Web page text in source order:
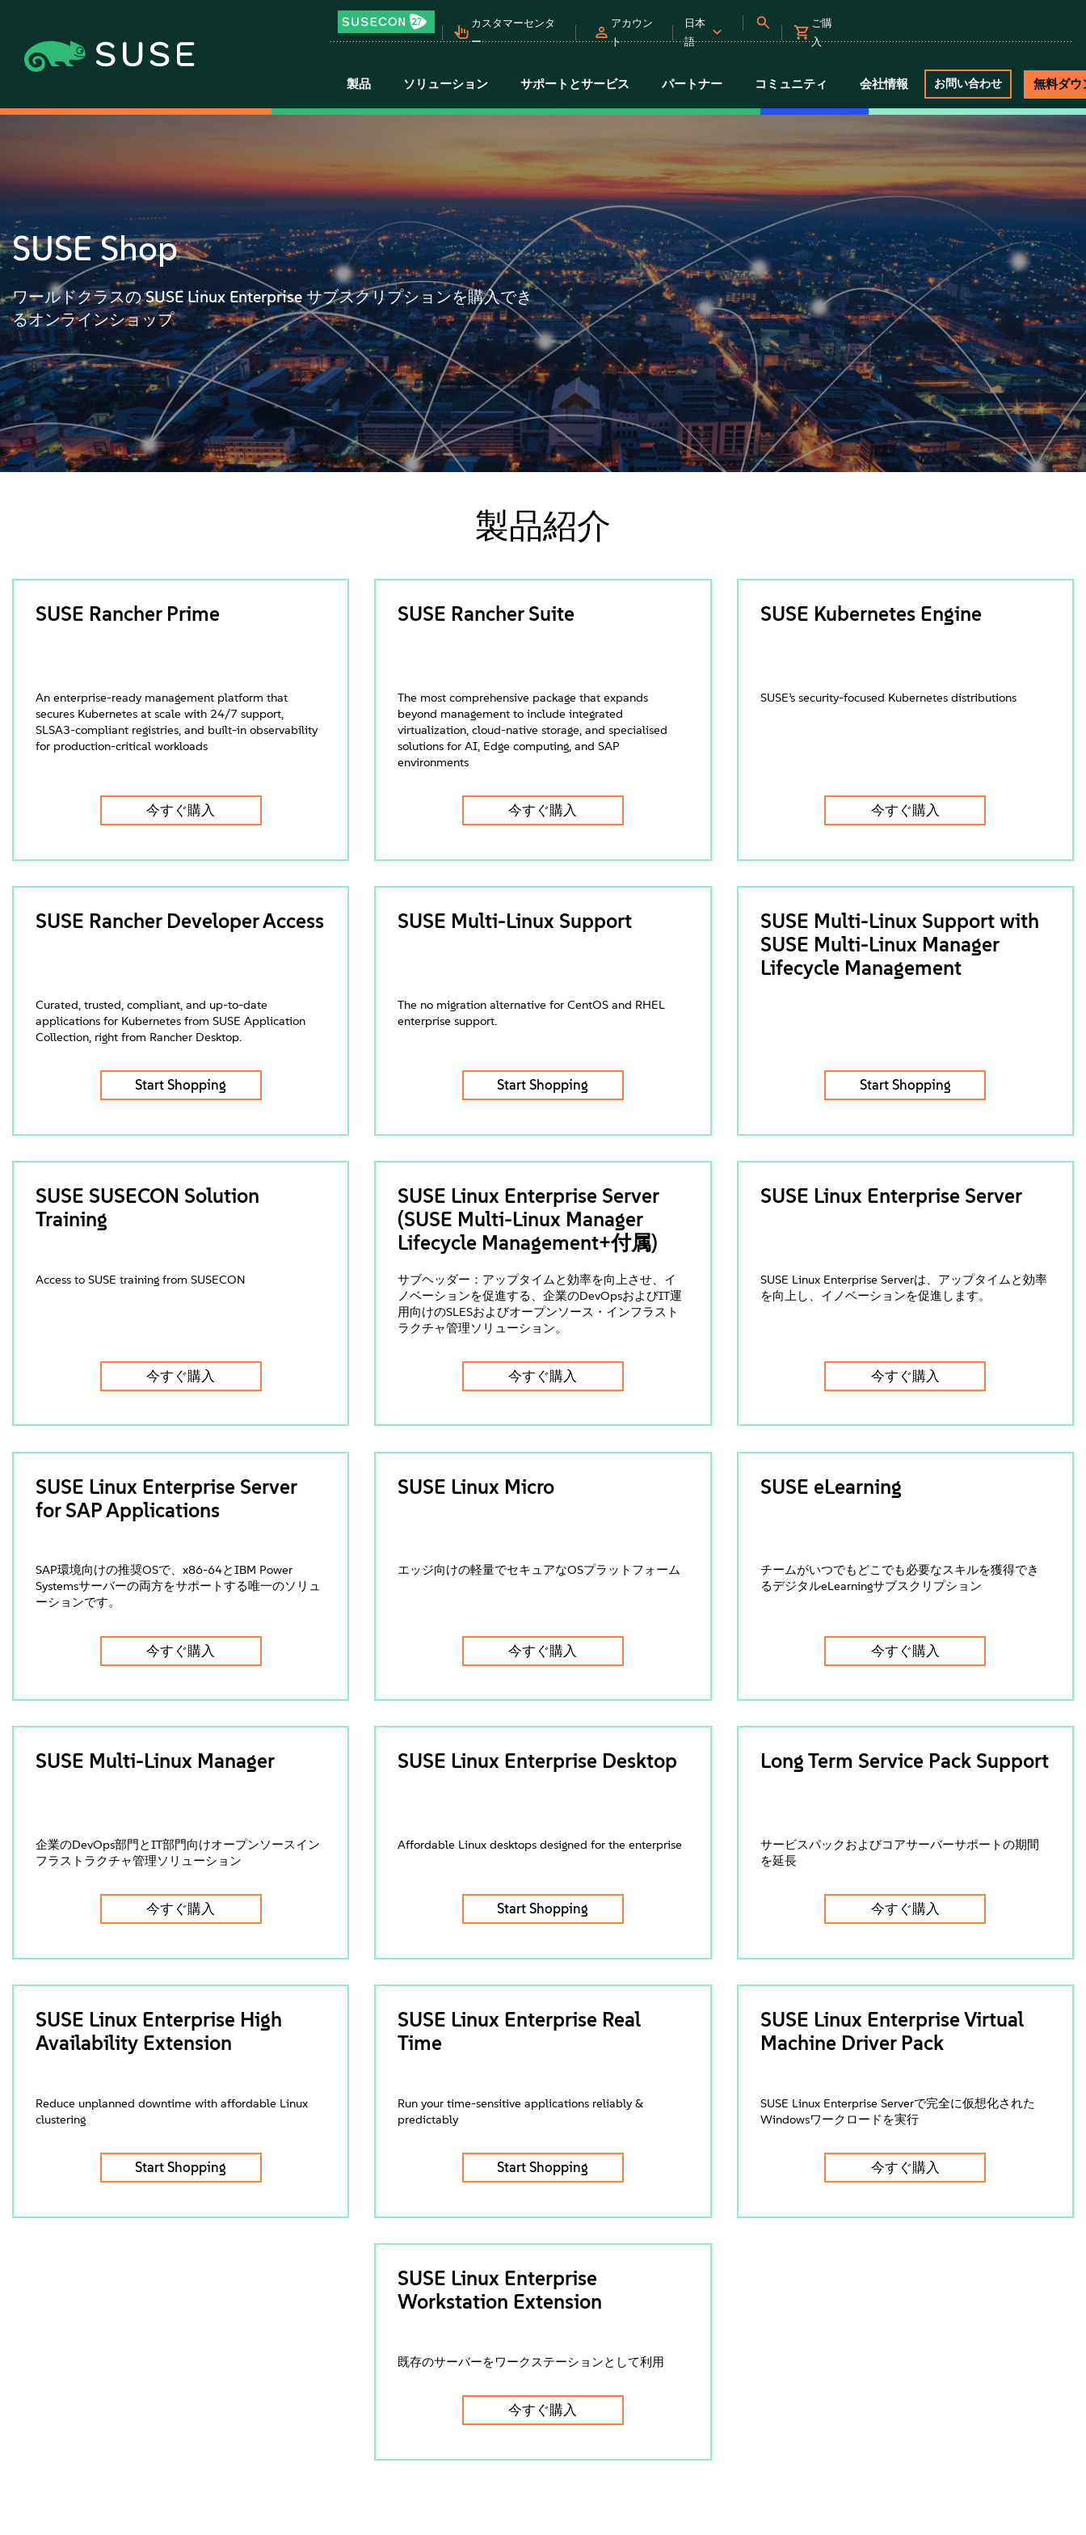
カスタマーセンタ
ー
アカウン
ト
日本
語
ご購
入
製品 ソリューション サポートとサービス パートナー コミュニティ 会社情報 お問い合わせ 無料ダウ
SUSE Shop
ワールドクラスの SUSE Linux Enterprise サブスクリプションを購入でき
るオンラインショップ
製品紹介
SUSE Rancher Prime
An enterprise-ready management platform that
secures Kubernetes at scale with 24/7 support,
SLSA3-compliant registries, and built-in observability
for production-critical workloads
今すぐ購入
SUSE Rancher Suite
The most comprehensive package that expands
beyond management to include integrated
virtualization, cloud-native storage, and specialised
solutions for AI, Edge computing, and SAP
environments
今すぐ購入
SUSE Kubernetes Engine
SUSE’s security-focused Kubernetes distributions
今すぐ購入
SUSE Rancher Developer Access
Curated, trusted, compliant, and up-to-date
applications for Kubernetes from SUSE Application
Collection, right from Rancher Desktop.
Start Shopping
SUSE Multi-Linux Support
The no migration alternative for CentOS and RHEL
enterprise support.
Start Shopping
SUSE Multi-Linux Support with
SUSE Multi-Linux Manager
Lifecycle Management
Start Shopping
SUSE SUSECON Solution
Training
Access to SUSE training from SUSECON
今すぐ購入
SUSE Linux Enterprise Server
(SUSE Multi-Linux Manager
Lifecycle Management+付属)
サブヘッダー：アップタイムと効率を向上させ、イ
ノベーションを促進する、企業のDevOpsおよびIT運
用向けのSLESおよびオープンソース・インフラスト
ラクチャ管理ソリューション。
今すぐ購入
SUSE Linux Enterprise Server
SUSE Linux Enterprise Serverは、アップタイムと効率
を向上し、イノベーションを促進します。
今すぐ購入
SUSE Linux Enterprise Server
for SAP Applications
SAP環境向けの推奨OSで、x86-64とIBM Power
Systemsサーバーの両方をサポートする唯一のソリュ
ーションです。
今すぐ購入
SUSE Linux Micro
エッジ向けの軽量でセキュアなOSプラットフォーム
今すぐ購入
SUSE eLearning
チームがいつでもどこでも必要なスキルを獲得でき
るデジタルeLearningサブスクリプション
今すぐ購入
SUSE Multi-Linux Manager
企業のDevOps部門とIT部門向けオープンソースイン
フラストラクチャ管理ソリューション
今すぐ購入
SUSE Linux Enterprise Desktop
Affordable Linux desktops designed for the enterprise
Start Shopping
Long Term Service Pack Support
サービスパックおよびコアサーバーサポートの期間
を延長
今すぐ購入
SUSE Linux Enterprise High
Availability Extension
Reduce unplanned downtime with affordable Linux
clustering
Start Shopping
SUSE Linux Enterprise Real
Time
Run your time-sensitive applications reliably &
predictably
Start Shopping
SUSE Linux Enterprise Virtual
Machine Driver Pack
SUSE Linux Enterprise Serverで完全に仮想化された
Windowsワークロードを実行
今すぐ購入
SUSE Linux Enterprise
Workstation Extension
既存のサーバーをワークステーションとして利用
今すぐ購入